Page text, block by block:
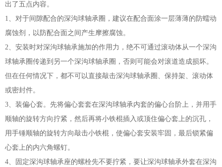
出了五点内容。
1、对于间隙配合的深沟球轴承圈，建议在配合面涂一层薄薄的防蠕动
腐蚀剂，以防配合面之间产生摩擦腐蚀。
2、安装时对深沟球轴承施加的作用力，绝不可通过滚动体从一个深沟
球轴承圈传递到另一个深沟球轴承圈，否则可能会对滚道造成损坏。
但在任何情况下，都不可以直接敲击深沟球轴承圈、保持架、滚动体
或密封件。
3、装偏心套。先将偏心套套在深沟球轴承内套的偏心台阶上，并用手
顺轴的旋转方向拧紧，然后再将小铁棍插入或顶住偏心套上的沉孔，
用手锤顺轴的旋转方向敲击小铁棍，使偏心套安装牢固，最后锁紧偏
心套上的内六角螺钉。
4、固定深沟球轴承座的螺栓先不要拧紧，要让深沟球轴承外套在深沟